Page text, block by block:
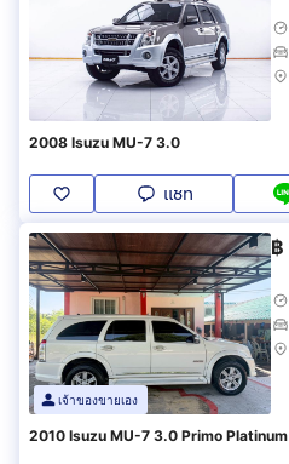
2008 Isuzu MU-7 3.0
แชท
เจ้าของขายเอง
฿
2010 Isuzu MU-7 3.0 Primo Platinum